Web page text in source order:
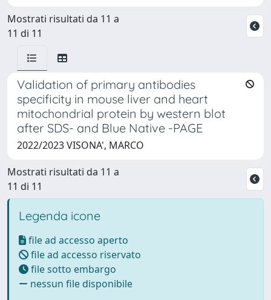
Mostrati risultati da 11 a
11 di 11
Validation of primary antibodies
specificity in mouse liver and heart
mitochondrial protein by western blot
after SDS- and Blue Native -PAGE
2022/2023 VISONA', MARCO
Mostrati risultati da 11 a
11 di 11
Legenda icone
file ad accesso aperto
file ad accesso riservato
file sotto embargo
nessun file disponibile